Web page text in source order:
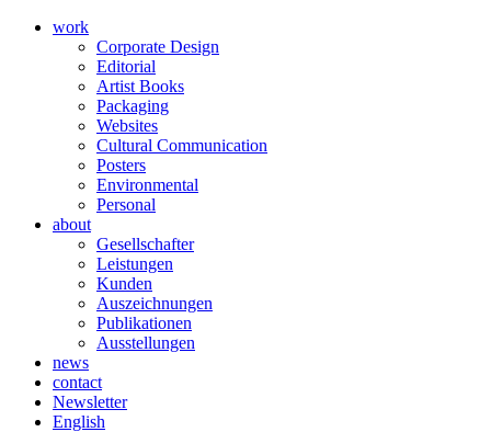
work
Corporate Design
Editorial
Artist Books
Packaging
Websites
Cultural Communication
Posters
Environmental
Personal
about
Gesellschafter
Leistungen
Kunden
Auszeichnungen
Publikationen
Ausstellungen
news
contact
Newsletter
English